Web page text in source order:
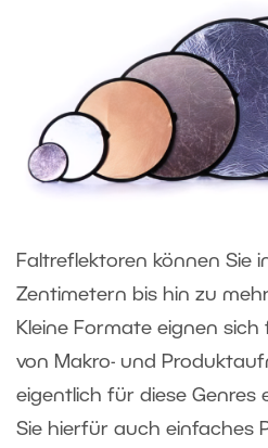
Faltreflektoren können Sie
Zentimetern bis hin zu
Kleine Formate eignen
von Makro- und
eigentlich für diese Genres
Sie hierfür auch einfaches